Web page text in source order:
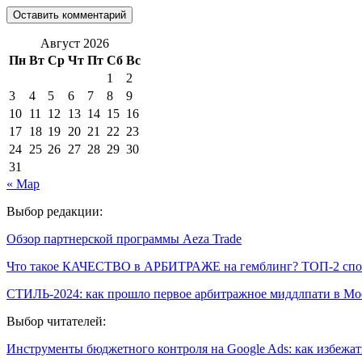
Август 2026
Пн Вт Ср Чт Пт Сб Вс
1
2
3
4 5 6 7 8
9
10 11 12 13 14 15 16
17 18 19 20 21 22 23
24 25 26 27 28 29 30
31
« Мар
Выбор редакции:
Обзор партнерской программы Aeza Trade
Что такое КАЧЕСТВО в АРБИТРАЖЕ на гемблинг? ТОП-2
СТИЛЬ-2024: как прошло первое арбитражное миддлпати в
Выбор читателей:
Инструменты бюджетного контроля на Google Ads: как